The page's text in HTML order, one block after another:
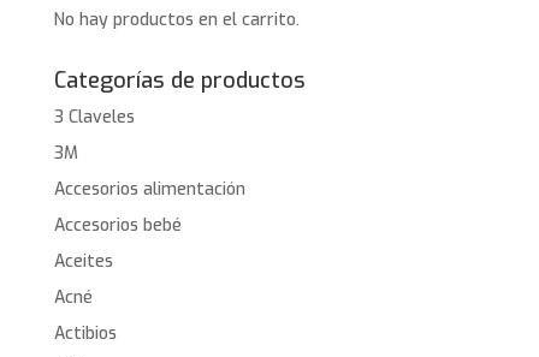
No hay productos en el carrito.
Categorías de productos
3 Claveles
3M
Accesorios alimentación
Accesorios bebé
Aceites
Acné
Actibios